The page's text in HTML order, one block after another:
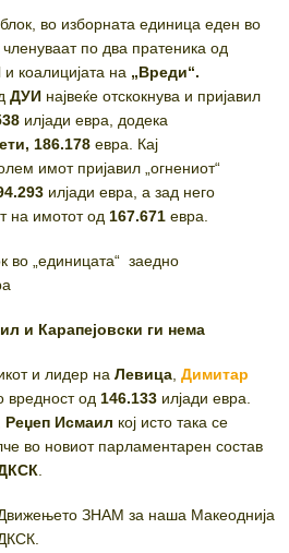
во изборната единица еден во
по два пратеника од
и коалицијата на „Вреди“.
ДУИ највеќе отскокнува и пријавил
илјади евра, додека
186.178 евра. Кај
имот пријавил „огнениот“
илјади евра, а зад него
на имотот од 167.671 евра.
во „единицата“ заедно
и Карапејовски ги нема
и лидер на Левица Димитар
вредност од 146.133 илјади евра.
Реџеп Исмаил кој исто така се
во новиот парламентарен состав
ЗНАМ за наша Макеоднија